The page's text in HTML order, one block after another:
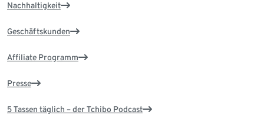
Nachhaltigkeit
Geschäftskunden
Affiliate Programm
Presse
5 Tassen täglich – der Tchibo Podcast